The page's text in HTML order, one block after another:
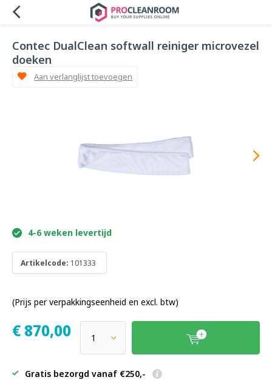
Contec DualClean softwall reiniger microvezel
doeken
Aan verlanglijst toevoegen
4-6 weken levertijd
Artikelcode: 101333
(Prijs per verpakkingseenheid en excl. btw)
€ 870,00
Gratis bezorgd vanaf €250,-